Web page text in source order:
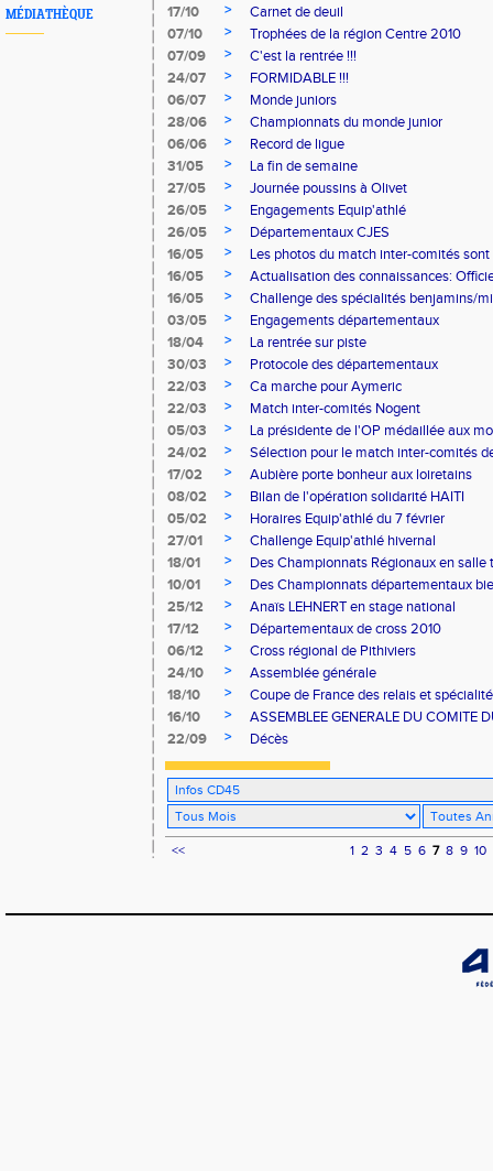
MÉDIATHÈQUE
17/10
>
Carnet de deuil
07/10
>
Trophées de la région Centre 2010
07/09
>
C'est la rentrée !!!
24/07
>
FORMIDABLE !!!
06/07
>
Monde juniors
28/06
>
Championnats du monde junior
06/06
>
Record de ligue
31/05
>
La fin de semaine
27/05
>
Journée poussins à Olivet
26/05
>
Engagements Equip'athlé
26/05
>
Départementaux CJES
16/05
>
Les photos du match inter-comités
16/05
>
Actualisation des connaissances:
16/05
>
Challenge des spécialités benjamins/
03/05
>
Engagements départementaux
18/04
>
La rentrée sur piste
30/03
>
Protocole des départementaux
22/03
>
Ca marche pour Aymeric
22/03
>
Match inter-comités Nogent
05/03
>
La présidente de l'OP médaillée aux
24/02
>
Sélection pour le match inter-comités
17/02
>
Aubière porte bonheur aux loiretains
08/02
>
Bilan de l'opération solidarité HAITI
05/02
>
Horaires Equip'athlé du 7 février
27/01
>
Challenge Equip'athlé hivernal
18/01
>
Des Championnats Régionaux en salle
10/01
>
Des Championnats départementaux
25/12
>
Anaïs LEHNERT en stage national
17/12
>
Départementaux de cross 2010
06/12
>
Cross régional de Pithiviers
24/10
>
Assemblée générale
18/10
>
Coupe de France des relais et
16/10
>
ASSEMBLEE GENERALE DU COMITE
22/09
> Décès
<< 1 2 3 4 5 6 7 8 9 10